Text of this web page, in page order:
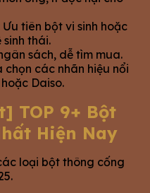
Ưu tiên bột vi sinh hoặc
thái.
sách, dễ tìm mua.
chọn các nhãn hiệu nổi
Daiso.
TOP 9+ Bột
Hiện Nay
loại bột thông cống